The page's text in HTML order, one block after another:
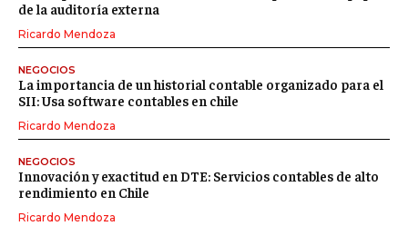
de la auditoría externa
Ricardo Mendoza
NEGOCIOS
La importancia de un historial contable organizado para el
SII: Usa software contables en chile
Ricardo Mendoza
NEGOCIOS
Innovación y exactitud en DTE: Servicios contables de alto
rendimiento en Chile
Ricardo Mendoza